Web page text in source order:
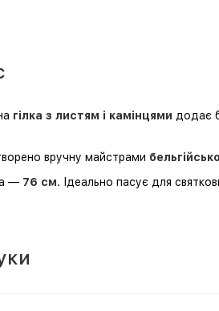
гілка з листям і камінцями додає
вручну майстрами
— 76 см. Ідеально пасує для